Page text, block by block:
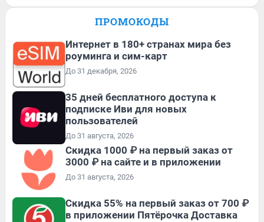
ПРОМОКОДЫ
Интернет в 180+ странах мира без
роуминга и сим-карт
До 31 декабря, 2026
35 дней бесплатного доступа к
подписке Иви для новых
пользователей
До 31 августа, 2026
Скидка 1000 ₽ на первый заказ от
3000 ₽ на сайте и в приложении
До 31 августа, 2026
Скидка 55% на первый заказ от 700 ₽
в приложении Пятёрочка Доставка